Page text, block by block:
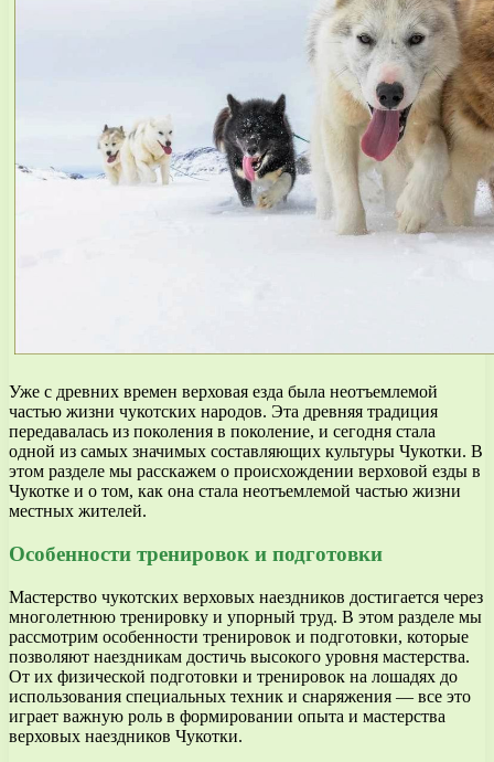
Уже с древних времен верховая езда была неотъемлемой
частью жизни чукотских народов. Эта древняя традиция
передавалась из поколения в поколение, и сегодня стала
одной из самых значимых составляющих культуры Чукотки. В
этом разделе мы расскажем о происхождении верховой езды в
Чукотке и о том, как она стала неотъемлемой частью жизни
местных жителей.
Особенности тренировок и подготовки
Мастерство чукотских верховых наездников достигается через
многолетнюю тренировку и упорный труд. В этом разделе мы
рассмотрим особенности тренировок и подготовки, которые
позволяют наездникам достичь высокого уровня мастерства.
От их физической подготовки и тренировок на лошадях до
использования специальных техник и снаряжения — все это
играет важную роль в формировании опыта и мастерства
верховых наездников Чукотки.